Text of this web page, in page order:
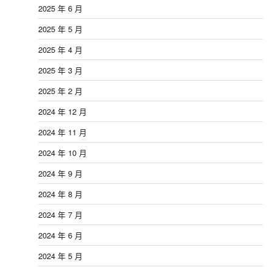
2025 年 6 月
2025 年 5 月
2025 年 4 月
2025 年 3 月
2025 年 2 月
2024 年 12 月
2024 年 11 月
2024 年 10 月
2024 年 9 月
2024 年 8 月
2024 年 7 月
2024 年 6 月
2024 年 5 月